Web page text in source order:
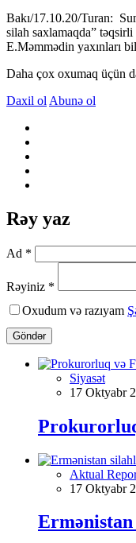
Bakı/17.10.20/Turan:
silah saxlamaqda”
E.Məmmədin yaxınları
Daha çox oxumaq üçün
Daxil ol Abunə ol
Rəy yaz
Ad *
Rəyiniz *
Oxudum və razıyam
Göndər
Siyasət
17 Oktyabr
Aktual
17 Oktyabr
Ermənistan